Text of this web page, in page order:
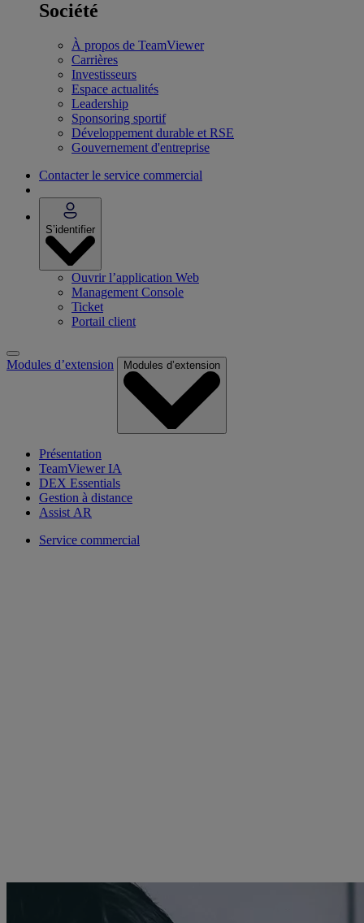
Société
À propos de TeamViewer
Carrières
Investisseurs
Espace actualités
Leadership
Sponsoring sportif
Développement durable et RSE
Gouvernement d'entreprise
Contacter le service commercial
S’identifier
Ouvrir l’application Web
Management Console
Ticket
Portail client
Modules d’extension Modules d’extension
Présentation
TeamViewer IA
DEX Essentials
Gestion à distance
Assist AR
Service commercial